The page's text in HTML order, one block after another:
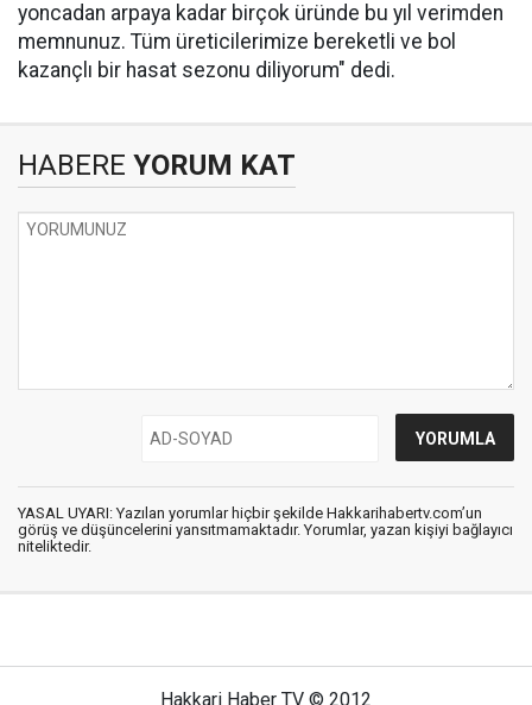
yoncadan arpaya kadar birçok üründe bu yıl verimden
memnunuz. Tüm üreticilerimize bereketli ve bol
kazançlı bir hasat sezonu diliyorum" dedi.
HABERE YORUM KAT
YASAL UYARI: Yazılan yorumlar hiçbir şekilde Hakkarihabertv.com’un
görüş ve düşüncelerini yansıtmamaktadır. Yorumlar, yazan kişiyi bağlayıcı
niteliktedir.
Hakkari Haber TV © 2012